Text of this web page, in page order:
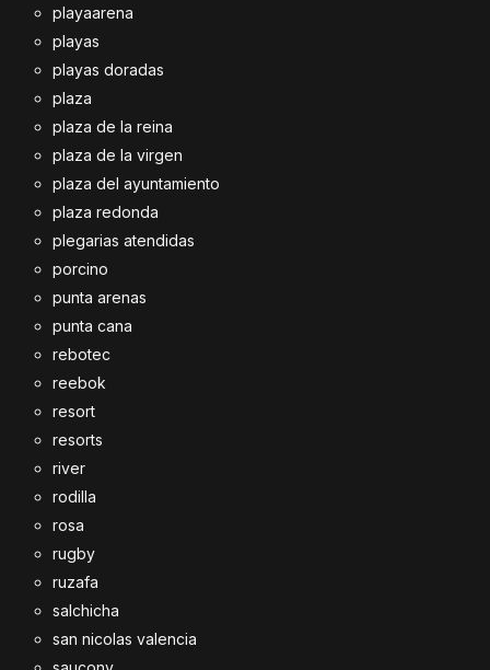
playaarena
playas
playas doradas
plaza
plaza de la reina
plaza de la virgen
plaza del ayuntamiento
plaza redonda
plegarias atendidas
porcino
punta arenas
punta cana
rebotec
reebok
resort
resorts
river
rodilla
rosa
rugby
ruzafa
salchicha
san nicolas valencia